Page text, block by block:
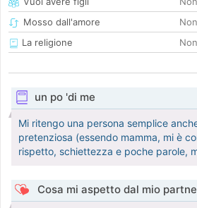
Mosso dall'amore
La religione
un po 'di me
Mi ritengo una persona semplice
pretenziosa (essendo mamma, mi è
rispetto, schiettezza e poche parole,
Cosa mi aspetto dal mio